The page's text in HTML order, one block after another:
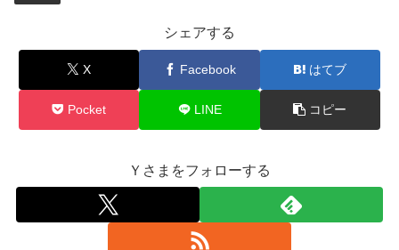
シェアする
X Facebook はてブ
Pocket LINE コピー
Ｙさまをフォローする